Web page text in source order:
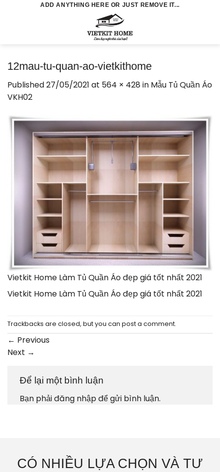
ADD ANYTHING HERE OR JUST REMOVE IT...
12mau-tu-quan-ao-vietkithome
Published27/05/2021 at 564 × 428 in Mẫu Tủ Quần Áo
VKH02
Vietkit Home Làm Tủ Quần Áo đẹp giá tốt nhất 2021
Vietkit Home Làm Tủ Quần Áo đẹp giá tốt nhất 2021
Trackbacks are closed, but you can post a comment.
← Previous
Next →
Để lại một bình luận
Bạn phảiđăng nhậpđể gửi bình luận.
CÓ NHIỀU LỰA CHỌN VÀ TƯ